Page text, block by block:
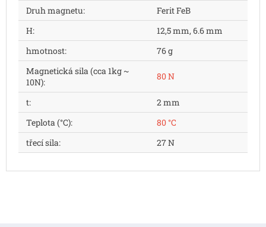
Druh magnetu:
Ferit FeB
H:
12,5 mm, 6.6 mm
hmotnost:
76 g
Magnetická sila (cca 1kg ~
10N):
80 N
t:
2 mm
Teplota (°C):
80 °C
třecí sila: 27 N